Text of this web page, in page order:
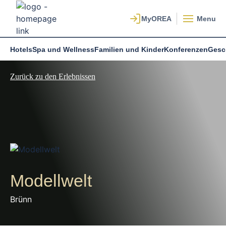
Menu
HotelsSpa und WellnessFamilien und KinderKonferenzen
Zurück zu den Erlebnissen
Modellwelt
Brünn